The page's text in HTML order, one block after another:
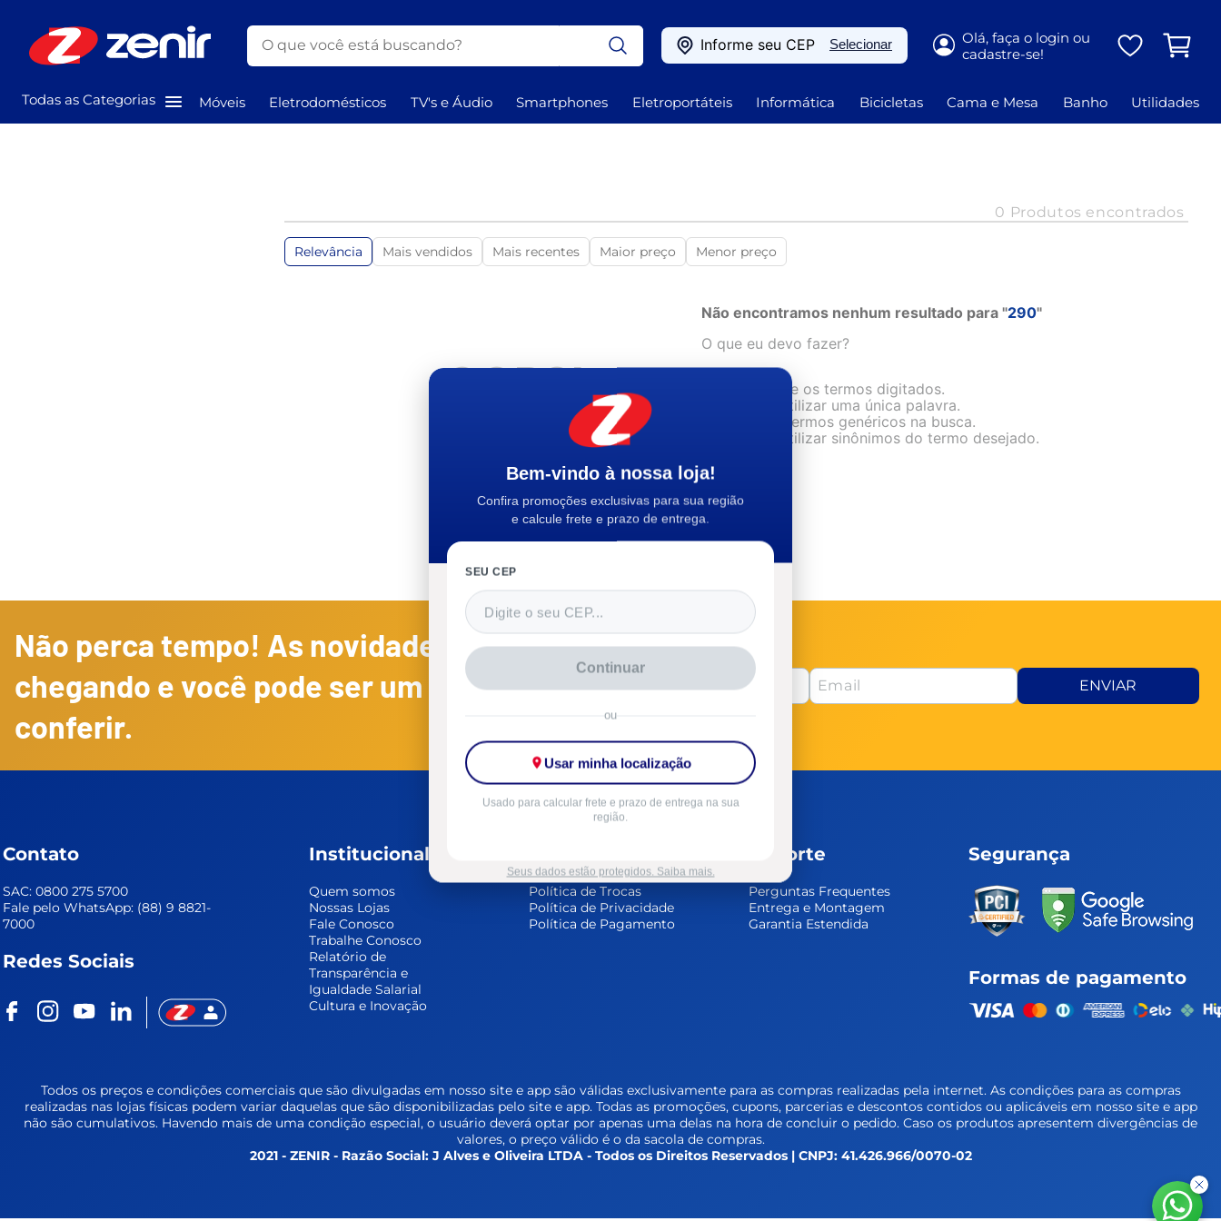
O que você está buscando?
Informe seu CEP Selecionar
Bem-vindo à nossa loja!
Confira promoções exclusivas para sua região
e calcule frete e prazo de entrega.
SEU CEP
Continuar
ou
Usar minha localização
Usado para calcular frete e prazo de entrega na sua
região.
Seus dados estão protegidos. Saiba mais.
Todas as Categorias Móveis Eletrodomésticos TV's e Áudio Smartphones Eletroportáteis Informática Bicicletas Cama e Mesa Banho Utilidades
0
Relevância Mais vendidos Mais recentes Maior preço Menor preço
OOPS!
Não encontramos nenhum resultado para "290"
O que eu devo fazer?
Verifique os termos digitados.
Tente utilizar uma única palavra.
Utilize termos genéricos na busca.
Tente utilizar sinônimos do termo desejado.
Não perca tempo! As novidades já estão
chegando e você pode ser um dos primeiros a
conferir.
ENVIAR
Contato
SAC: 0800 275 5700
Fale pelo WhatsApp: (88) 9 8821-
7000
Redes Sociais
Institucional
Quem somos
Nossas Lojas
Fale Conosco
Trabalhe Conosco
Relatório de
Transparência e
Igualdade Salarial
Cultura e Inovação
Política de Trocas
Política de Privacidade
Política de Pagamento
Suporte
Perguntas Frequentes
Entrega e Montagem
Garantia Estendida
Segurança
Formas de pagamento
Todos os preços e condições comerciais que são divulgadas em nosso site e app são válidas exclusivamente para as compras realizadas pela internet. As condições para as compras
realizadas nas lojas físicas podem variar daquelas que são disponibilizadas pelo site e app. Todas as promoções, cupons, parcerias e descontos contidos ou aplicáveis em nosso site e app
não são cumulativos. Havendo mais de uma condição especial, o usuário deverá optar por apenas uma delas na hora de concluir o pedido. Caso os produtos apresentem divergências de
valores, o preço válido é o da sacola de compras.
2021 - ZENIR - Razão Social: J Alves e Oliveira LTDA - Todos os Direitos Reservados | CNPJ: 41.426.966/0070-02
1º
guarda roupa
sofá
mesa